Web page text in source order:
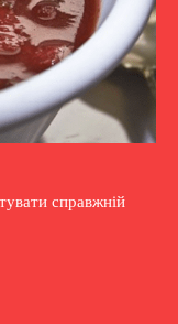
справжній